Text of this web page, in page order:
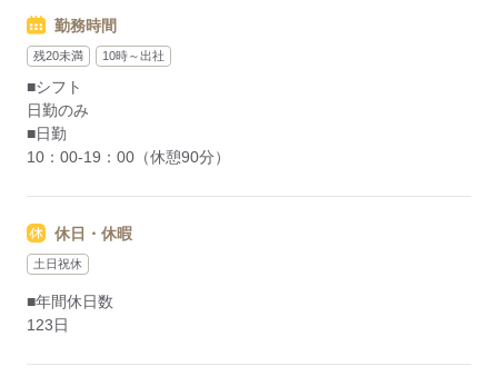
勤務時間
残20未満 10時～出社
■シフト
日勤のみ
■日勤
10：00-19：00（休憩90分）
休日・休暇
土日祝休
■年間休日数
123日